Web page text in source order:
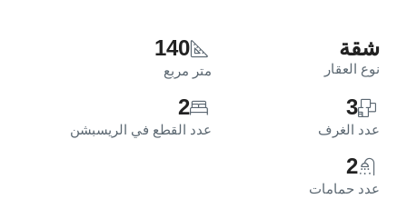
شقة
نوع العقار
140
متر مربع
3
عدد الغرف
2
عدد القطع في الريسبشن
2
عدد حمامات